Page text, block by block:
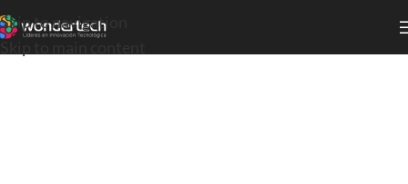
Skip to navigation